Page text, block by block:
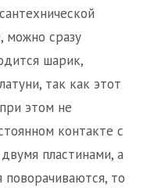
можно сразу
шарик,
так как этот
этом не
контакте с
пластинами, а
то